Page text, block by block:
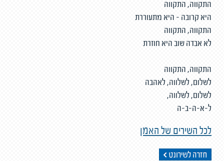
התקווה, התקווה
היא קרובה - היא מתעוררת
התקווה, התקווה
לא אבדה שוב היא חוזרת
התקווה, התקווה
לשלום, לשלווה, לאהבה
לשלום, לשלווה,
ל-א-ה-ב-ה
לכל השירים של האמן